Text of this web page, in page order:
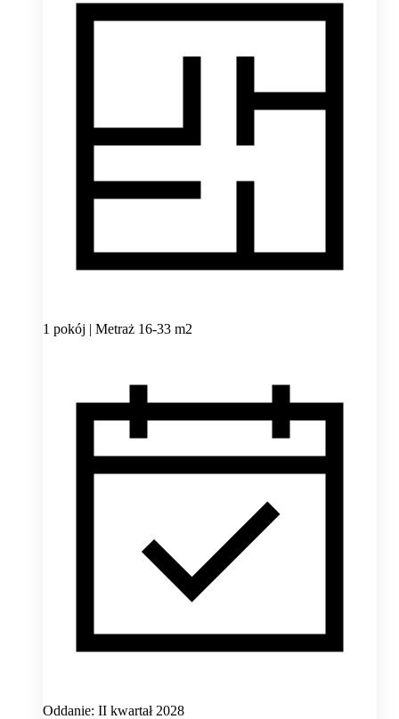
1 pokój | Metraż 16-33 m2
Oddanie: II kwartał 2028